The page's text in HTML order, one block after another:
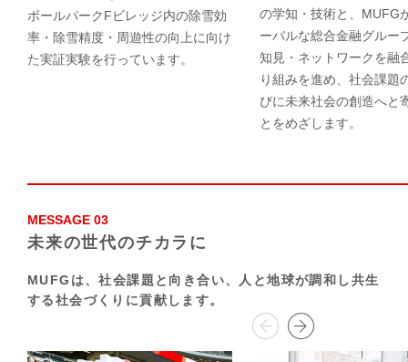
ボールパークFビレッジ内の除雪効
率・除雪精度・周遊性の向上に向け
た実証実験を行っています。
の学知・技術と、MUFG
ーバルな総合金融グルー
知見・ネットワークを融
り組みを進め、社会課題
びに未来社会の創造へと
とをめざします。
MESSAGE 03
未来の世代のチカラに
MUFGは、社会課題と向き合い、
人と地球が調和し共生
する社会づくりに貢献します。